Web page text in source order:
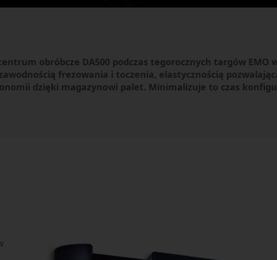
Semi-Conductor
obróbcze DA500 podczas tegorocznych targów EMO
frezowania i toczenia, elastycznością
dzięki magazynowi palet. Minimalizuje to czas